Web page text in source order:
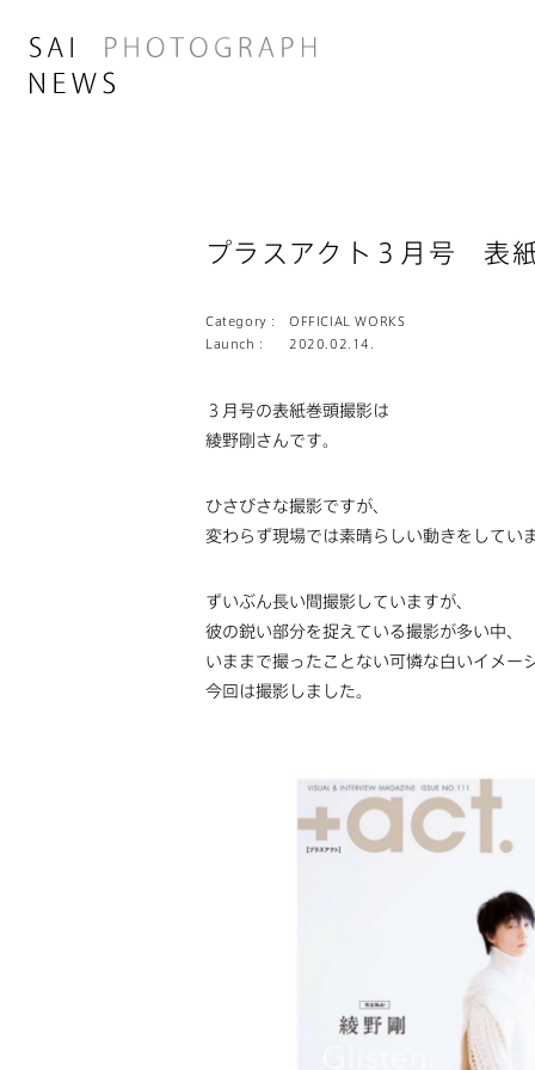
プラスアクト３月号 表
Category :
OFFICIAL WORKS
Launch :
2020.02.14.
３月号の表紙巻頭撮影は
綾野剛さんです。
ひさびさな撮影ですが、
変わらず現場では素晴らしい動きをしてい
ずいぶん長い間撮影していますが、
彼の鋭い部分を捉えている撮影が多い中、
いままで撮ったことない可憐な白いイメー
今回は撮影しました。